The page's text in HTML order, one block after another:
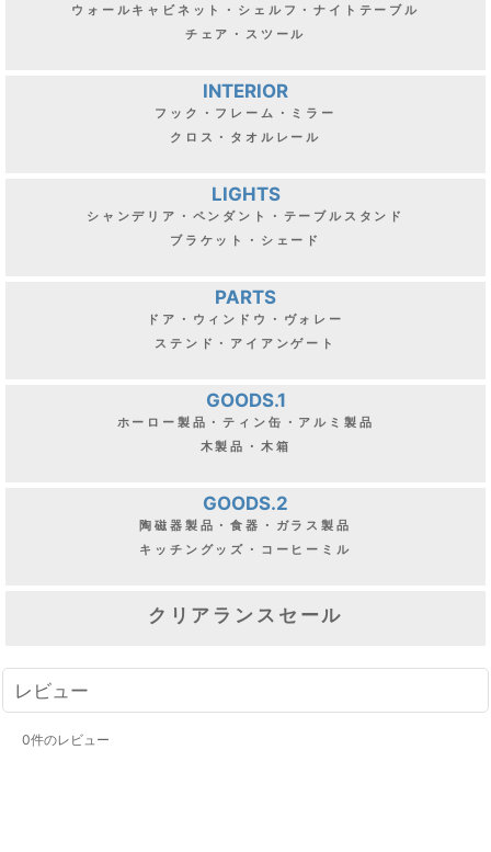
ウォールキャビネット・シェルフ・ナイトテーブル
チェア・スツール
INTERIOR
フック・フレーム・ミラー
クロス・タオルレール
LIGHTS
シャンデリア・ペンダント・テーブルスタンド
ブラケット・シェード
PARTS
ドア・ウィンドウ・ヴォレー
ステンド・アイアンゲート
GOODS.1
ホーロー製品・ティン缶・アルミ製品
木製品・木箱
GOODS.2
陶磁器製品・食器・ガラス製品
キッチングッズ・コーヒーミル
クリアランスセール
レビュー
0件のレビュー